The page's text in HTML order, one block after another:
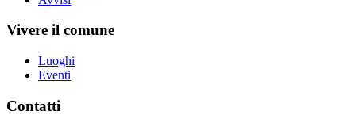
Vivere il comune
Luoghi
Eventi
Contatti